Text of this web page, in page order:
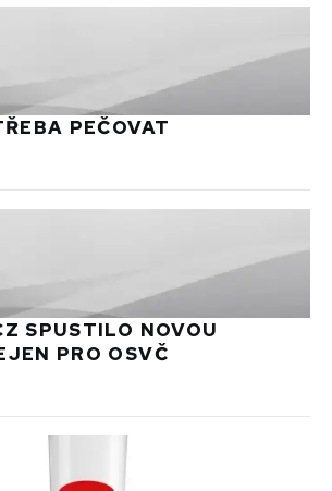
PEČOVAT
SPUSTILO NOVOU
PRO OSVČ